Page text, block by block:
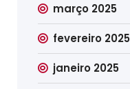
março 2025
fevereiro 2025
janeiro 2025